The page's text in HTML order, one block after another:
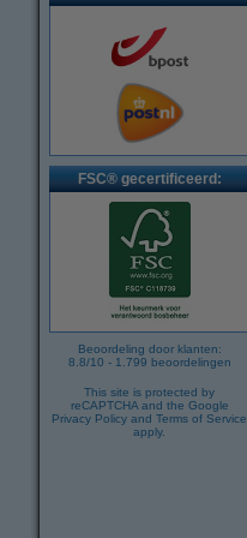
FSC® gecertificeerd:
Beoordeling door klanten:
8.8/10 - 1.799 beoordelingen
This site is protected by
reCAPTCHA and the Google
Privacy Policy and Terms of Service
apply.